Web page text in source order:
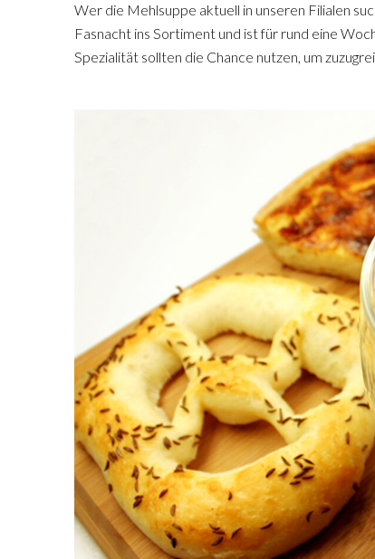
Wer die Mehlsuppe aktuell in unseren Filialen
Fasnacht ins Sortiment und ist für rund eine
Spezialität sollten die Chance nutzen, um